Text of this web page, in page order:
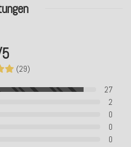
(29)
27
2
0
0
0